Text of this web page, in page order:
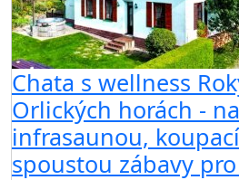
Chata s wellness
Orlických horách -
infrasaunou,
spoustou zábavy